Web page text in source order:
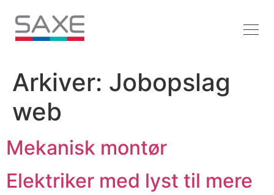
Arkiver: Jobopslag
web
Mekanisk montør
Elektriker med lyst til mere